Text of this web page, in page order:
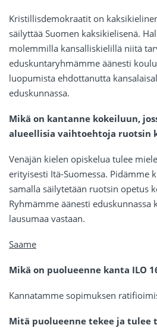
Kristillisdemokraatit on
säilyttää Suomen kaksikielisenä.
molemmilla kansalliskielillä niitä
eduskuntaryhmämme äänesti
luopumista ehdottanutta
eduskunnassa.
Mikä on kantanne kokeiluun,
alueellisia vaihtoehtoja ruotsin
Venäjän kielen opiskelua tulee
erityisesti Itä-Suomessa. Pidämme
samalla säilytetään ruotsin opetus
Ryhmämme äänesti
lausumaa vastaan.
Saame
Mikä on puolueenne kanta ILO
Kannatamme sopimuksen
Mitä puolueenne tekee ja tulee